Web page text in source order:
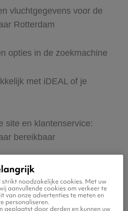
vluchtgegevens voor de
Rotterdam
opties in de zoekmachine
met iDEAL of je
site en klantenservice:
bereikbaar
en betalen
hotel of huurauto voor
noodzakelijke cookies. Met uw
aanvullende cookies om verkeer te
van onze advertenties te meten en
personaliseren.
geplaatst door derden en kunnen uw